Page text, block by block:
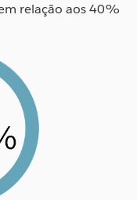
relação aos 40%